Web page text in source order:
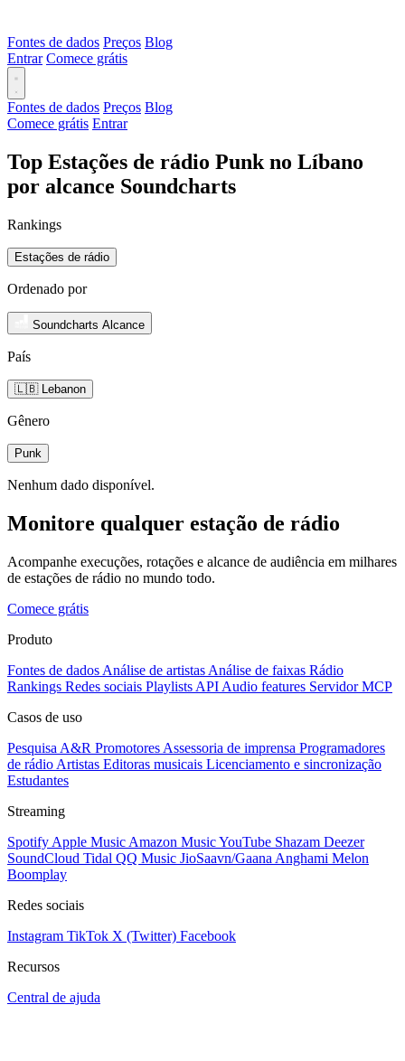
Fontes de dados Preços Blog
Entrar Comece grátis
Fontes de dados Preços Blog
Comece grátis Entrar
Top Estações de rádio Punk no Líbano
por alcance Soundcharts
Rankings
Estações de rádio
Ordenado por
Soundcharts Alcance
País
🇱🇧 Lebanon
Gênero
Punk
Nenhum dado disponível.
Monitore qualquer estação de rádio
Acompanhe execuções, rotações e alcance de audiência em milhares
de estações de rádio no mundo todo.
Comece grátis
Produto
Fontes de dados Análise de artistas Análise de faixas Rádio
Rankings Redes sociais Playlists API Audio features Servidor MCP
Casos de uso
Pesquisa A&R Promotores Assessoria de imprensa Programadores
de rádio Artistas Editoras musicais Licenciamento e sincronização
Estudantes
Streaming
Spotify Apple Music Amazon MusicYouTube Shazam Deezer
SoundCloud Tidal QQ Music JioSaavn/Gaana Anghami Melon
Boomplay
Redes sociais
Instagram TikTok X (Twitter) Facebook
Recursos
Central de ajuda